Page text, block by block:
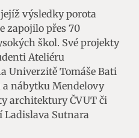
výsledky porota
zapojilo přes 70
škol. Své projekty
Ateliéru
Univerzitě Tomáše Bati
a nábytku Mendelovy
architektury ČVUT či
Ladislava Sutnara